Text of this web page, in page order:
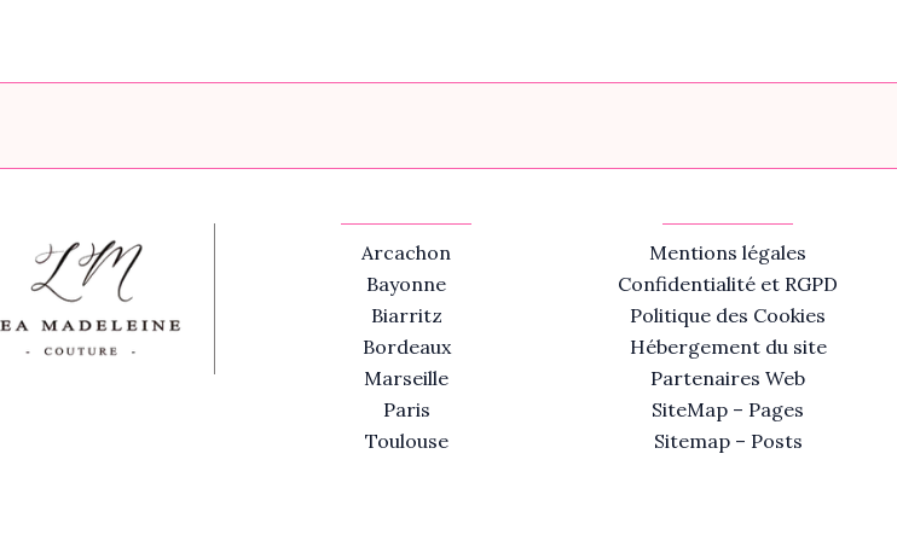
Arcachon
Bayonne
Biarritz
Bordeaux
Marseille
Paris
Toulouse
Mentions légales
Confidentialité et RGPD
Politique des Cookies
Hébergement du site
Partenaires Web
SiteMap – Pages
Sitemap – Posts